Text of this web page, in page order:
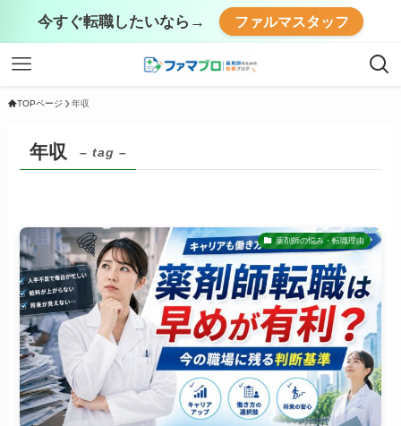
今すぐ転職したいなら→ ファルマスタッフ
TOPページ 年収
年収 – tag –
薬剤師の悩み・転職理由